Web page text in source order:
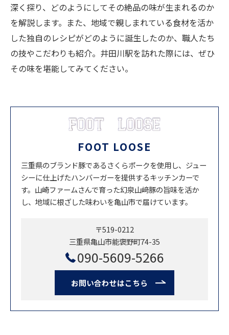
深く探り、どのようにしてその絶品の味が生まれるのか
を解説します。また、地域で親しまれている食材を活か
した独自のレシピがどのように誕生したのか、職人たち
の技やこだわりも紹介。井田川駅を訪れた際には、ぜひ
その味を堪能してみてください。
FOOT LOOSE
三重県のブランド豚であるさくらポークを使用し、ジュー
シーに仕上げたハンバーガーを提供するキッチンカーで
す。山崎ファームさんで育った幻泉山﨑豚の旨味を活か
し、地域に根ざした味わいを亀山市で届けています。
〒519-0212
三重県亀山市能褒野町74-35
090-5609-5266
お問い合わせはこちら